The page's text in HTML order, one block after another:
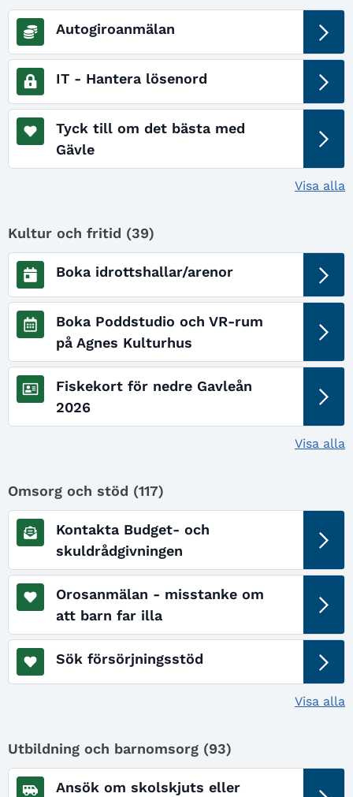
Autogiroanmälan
IT - Hantera lösenord
Tyck till om det bästa med
Gävle
Visa alla
Kultur och fritid (39)
Boka idrottshallar/arenor
Boka Poddstudio och VR-rum
på Agnes Kulturhus
Fiskekort för nedre Gavleån
2026
Visa alla
Omsorg och stöd (117)
Kontakta Budget- och
skuldrådgivningen
Orosanmälan - misstanke om
att barn far illa
Sök försörjningsstöd
Visa alla
Utbildning och barnomsorg (93)
Ansök om skolskjuts eller